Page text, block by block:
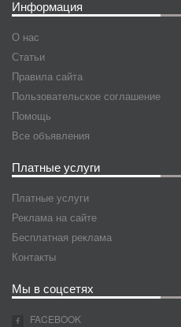
Информация
О нас
Статьи
Правила сайта
Пользовательское соглашение
Помощь
Все объявления
Платные услуги
Платные услуги
Реклама на сайте
Бесплатная реклама
Контакты
Мы в соцсетях
FACEBOOK